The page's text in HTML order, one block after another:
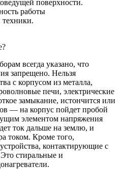
поверхности.
работы
техники.
всегда указано, что
запрещено. Нельзя
с корпусом из металла,
печи, электрические
замыкание, истончится или
― на корпус пойдет пробой
элементом напряжения
ток дальше на землю, и
током. Кроме того,
контактирующие с
стиральные и